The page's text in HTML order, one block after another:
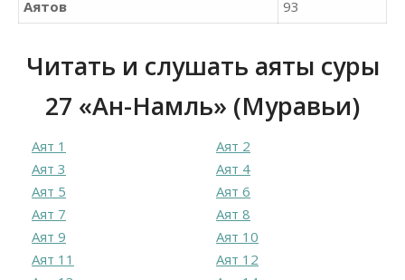
Аятов 93
Читать и слушать аяты суры
27 «Ан-Намль» (Муравьи)
Аят 1
Аят 2
Аят 3
Аят 4
Аят 5
Аят 6
Аят 7
Аят 8
Аят 9
Аят 10
Аят 11
Аят 12